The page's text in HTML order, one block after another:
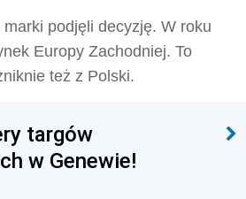
podjęli decyzję. W roku
Europy Zachodniej. To
też z Polski.
targów
w Genewie!